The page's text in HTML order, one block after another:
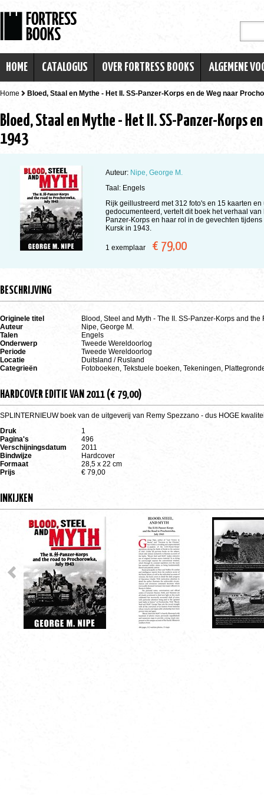
HOME CATALOGUS OVER FORTRESS BOOKS ALGEMENE
Home Bloed, Staal en Mythe - Het II. SS-Panzer-Korps en de Weg naar
Bloed, Staal en Mythe - Het II. SS-Panzer-Korps
1943
Auteur: Nipe, George M.
Taal: Engels
Rijk geillustreerd met 312 foto's en 15 kaarten en
gedocumenteerd, vertelt dit boek het verhaal van
Panzer-Korps en haar rol in de gevechten
Kursk in 1943.
1 exemplaar € 79,00
BESCHRIJVING
Originele titel
Blood, Steel and Myth - The II. SS-Panzer-Korps and
Auteur
Nipe, George M.
Talen
Engels
Onderwerp
Tweede Wereldoorlog
Periode
Tweede Wereldoorlog
Locatie
Duitsland / Rusland
Categrieën
Fotoboeken, Tekstuele boeken, Tekeningen,
HARDCOVER EDITIE VAN 2011 (€ 79,00)
SPLINTERNIEUW boek van de uitgeverij van Remy Spezzano - dus HOGE
Druk
1
Pagina's
496
Verschijningsdatum
2011
Bindwijze
Hardcover
Formaat
28,5 x 22 cm
Prijs
€ 79,00
INKIJKEN